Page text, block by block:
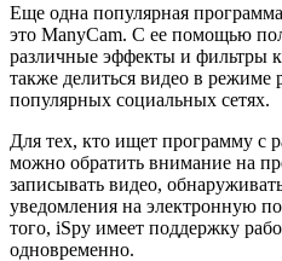
Еще одна популярная
это ManyCam. С ее помощью
различные эффекты и фильтры
также делиться видео в режиме
популярных социальных сетях.
Для тех, кто ищет программу
можно обратить внимание на
записывать видео,
уведомления на электронную
того, iSpy имеет поддержку
одновременно.